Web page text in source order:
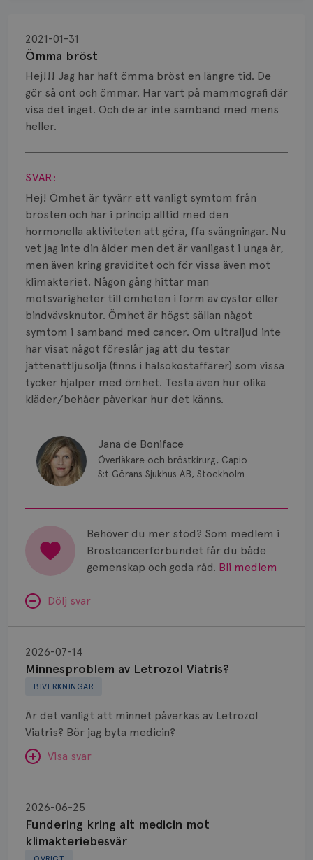
Ömma bröst
2021-01-31
Hej!!! Jag har haft ömma bröst en längre tid. De
gör så ont och ömmar. Har vart på mammografi där
visa det inget. Och de är inte samband med mens
heller.
Visa svar
SVAR:
Hej! Ömhet är tyvärr ett vanligt symtom från
brösten och har i princip alltid med den
hormonella aktiviteten att göra, ffa svängningar. Nu
vet jag inte din ålder men det är vanligast i unga år,
men även kring graviditet och för vissa även mot
klimakteriet. Någon gång hittar man
motsvarigheter till ömheten i form av cystor eller
bindvävsknutor. Ömhet är högst sällan något
symtom i samband med cancer. Om ultraljud inte
har visat något föreslår jag att du testar
jättenattljusolja (finns i hälsokostaffärer) som vissa
tycker hjälper med ömhet. Testa även hur olika
kläder/behåer påverkar hur det känns.
Jana de Boniface
Överläkare och bröstkirurg, Capio
S:t Görans Sjukhus AB, Stockholm
Behöver du mer stöd? Som medlem i
Bröstcancerförbundet får du både
gemenskap och goda råd. Bli medlem
Dölj svar
BIVERKNINGAR
Minnesproblem av Letrozol Viatris?
2026-07-14
Är det vanligt att minnet påverkas av Letrozol
Viatris? Bör jag byta medicin?
Visa svar
SVAR:
Hej. Oavsett vilken hormonsänkande behandling
(men även cytostatika) man får så kan en del
Letrozol
Viatris?
Fundering kring alt medicin mot
klimakteriebesvär
2026-06-25
kring
medicin
Biopsi
Biverkningar
Bröstvårta
Läkemedel
Typ av bröstcancer
Smärta
Prognos
Risker
Spridd bröstcancer
Strålning
Vätska